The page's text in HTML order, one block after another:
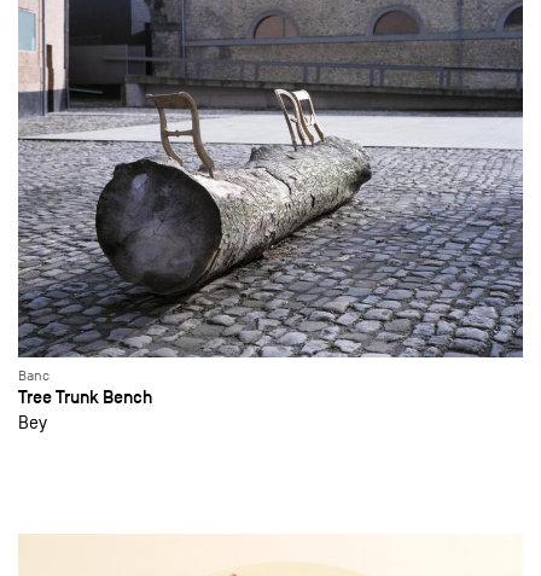
Banc
Tree Trunk Bench
Bey